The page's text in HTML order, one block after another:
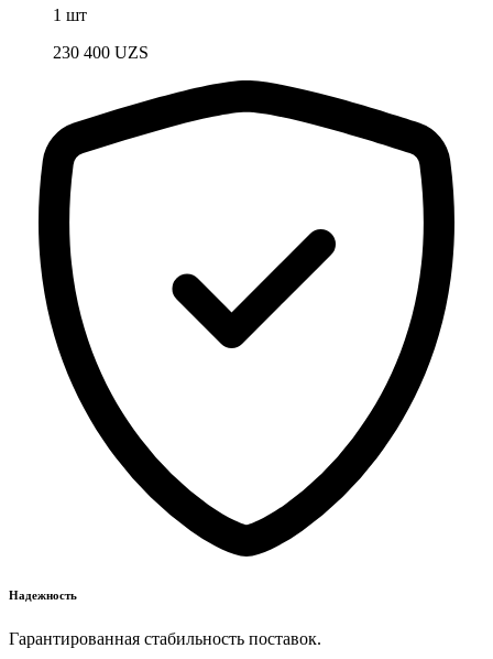
1 шт
230 400 UZS
Надежность
Гарантированная стабильность поставок.